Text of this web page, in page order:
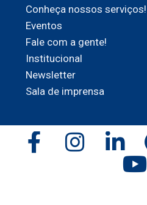
Conheça nossos serviços!
Eventos
Fale com a gente!
Institucional
Newsletter
Sala de imprensa